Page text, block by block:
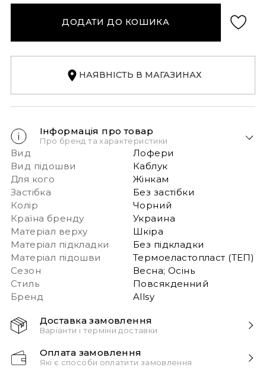
ДОДАТИ ДО КОШИКА
НАЯВНІСТЬ В МАГАЗИНАХ
Інформація про товар
Про бренд та характеристики
Вид
Лофери
Вид підошви
Каблук
Для кого
Жінкам
Застібка
Без застібки
Колір
Чорний
Країна бренду
Украина
Матеріал верху
Шкіра
Матеріал підкладки
Без підкладки
Матеріал підошви
Термоеластопласт (ТЕП)
Сезон
Весна; Осінь
Стиль
Повсякденний
Бренд
Allsy
Доставка замовлення
Варіанти і терміни доставки
моменту замовлення!
Оплата замовлення
Які є способи оплатити замовлення